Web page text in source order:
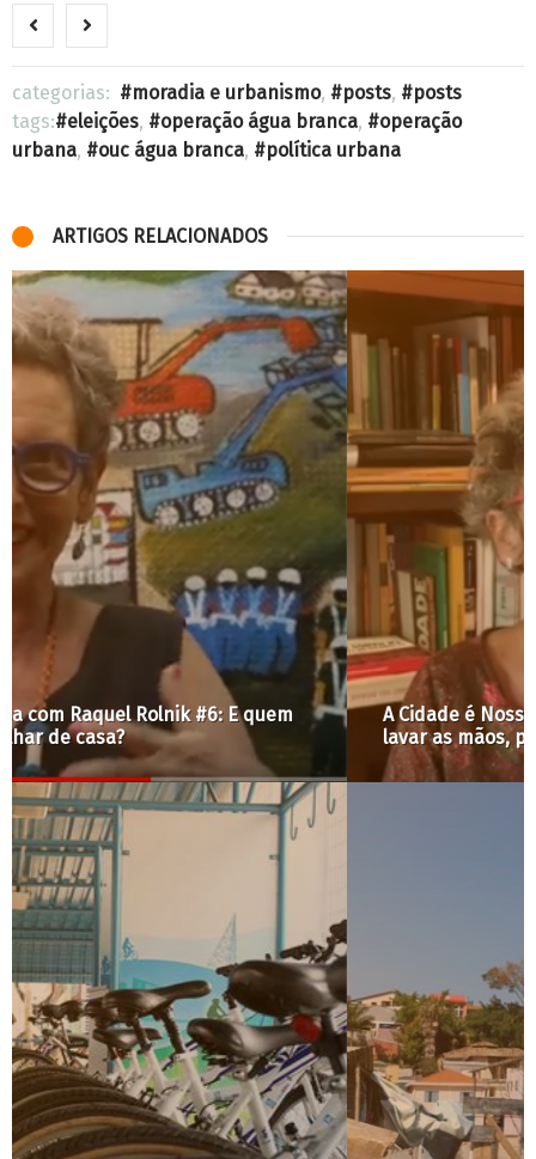
categorias: moradia e urbanismo, posts,
posts
tags:
eleições, operação água branca,
operação
urbana, ouc água branca, política urbana
ARTIGOS RELACIONADOS
A Cidade é Nossa com Raquel Rolnik #7: Para
lavar as mãos, primeiro é preciso de água